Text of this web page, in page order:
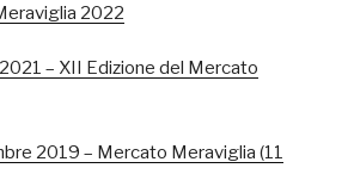
2022
– XII Edizione del Mercato
2019 – Mercato Meraviglia (11